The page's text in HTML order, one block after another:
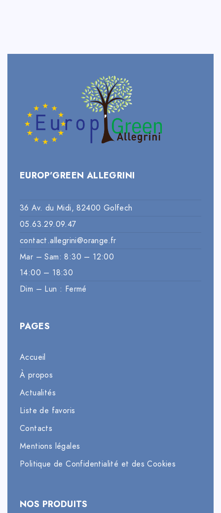
EUROP’GREEN ALLEGRINI
36 Av. du Midi, 82400 Golfech
05.63.29.09.47
contact.allegrini@orange.fr
Mar – Sam: 8:30 – 12:00
14:00 – 18:30
Dim – Lun : Fermé
PAGES
Accueil
À propos
Actualités
Liste de favoris
Contacts
Mentions légales
Politique de Confidentialité et des Cookies
NOS PRODUITS